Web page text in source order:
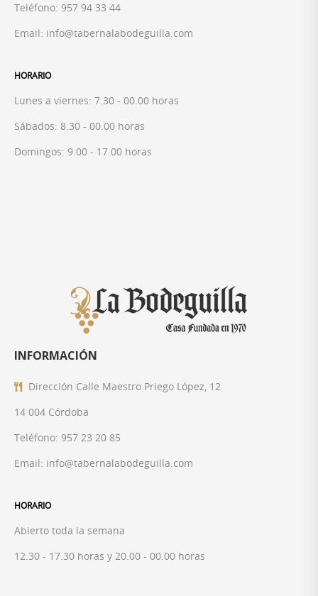
Teléfono: 957 94 33 44
Email: info@tabernalabodeguilla.com
HORARIO
Lunes a viernes: 7.30 - 00.00 horas
Sábados: 8.30 - 00.00 horas
Domingos: 9.00 - 17.00 horas
INFORMACIÓN
Dirección Calle Maestro Priego López, 12
14 004 Córdoba
Teléfono: 957 23 20 85
Email: info@tabernalabodeguilla.com
HORARIO
Abierto toda la semana
12.30 - 17.30 horas y 20.00 - 00.00 horas